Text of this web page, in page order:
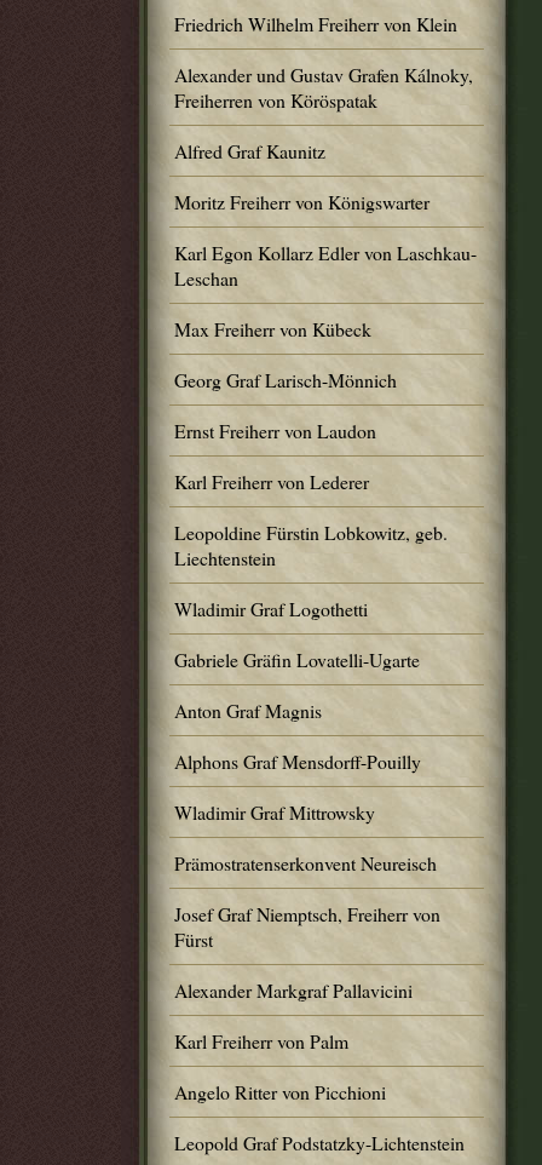
Friedrich Wilhelm Freiherr von Klein
Alexander und Gustav Grafen Kálnoky,
Freiherren von Köröspatak
Alfred Graf Kaunitz
Moritz Freiherr von Königswarter
Karl Egon Kollarz Edler von Laschkau-
Leschan
Max Freiherr von Kübeck
Georg Graf Larisch-Mönnich
Ernst Freiherr von Laudon
Karl Freiherr von Lederer
Leopoldine Fürstin Lobkowitz, geb.
Liechtenstein
Wladimir Graf Logothetti
Gabriele Gräfin Lovatelli-Ugarte
Anton Graf Magnis
Alphons Graf Mensdorff-Pouilly
Wladimir Graf Mittrowsky
Prämostratenserkonvent Neureisch
Josef Graf Niemptsch, Freiherr von
Fürst
Alexander Markgraf Pallavicini
Karl Freiherr von Palm
Angelo Ritter von Picchioni
Leopold Graf Podstatzky-Lichtenstein